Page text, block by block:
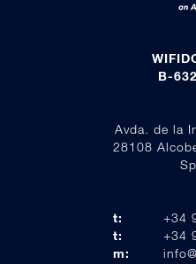
B-
Avda. de la
28108
t:
+34
t:
+34
m: